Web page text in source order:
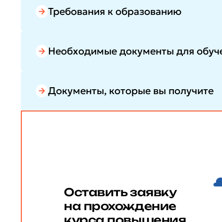
Требования к образованию
Необходимые документы для
Документы, которые вы получите
Оставить заявку
на прохождение